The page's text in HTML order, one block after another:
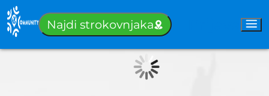
Najdi strokovnjaka